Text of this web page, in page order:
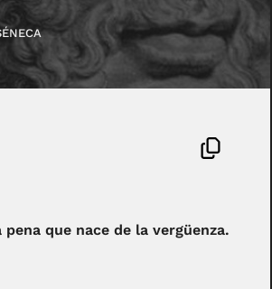
pena que nace de la vergüenza.